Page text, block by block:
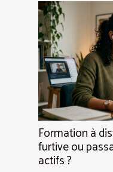
Formation à
furtive ou
actifs ?